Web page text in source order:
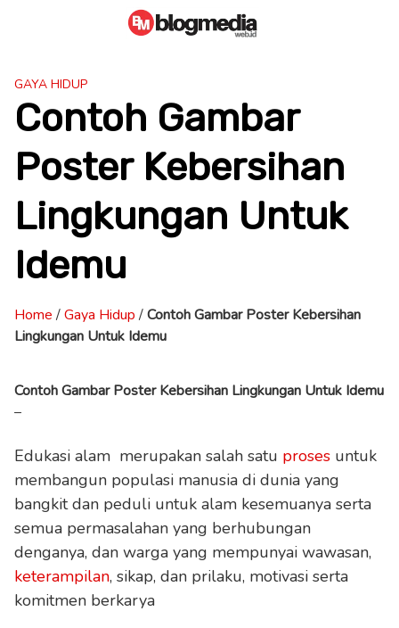
GAYA HIDUP
Contoh Gambar
Poster Kebersihan
Lingkungan Untuk
Idemu
Home /Gaya Hidup /Contoh Gambar Poster Kebersihan
Lingkungan Untuk Idemu
Contoh Gambar Poster Kebersihan Lingkungan Untuk Idemu
–
Edukasi alam merupakan salah satu proses untuk
membangun populasi manusia di dunia yang
bangkit dan peduli untuk alam kesemuanya serta
semua permasalahan yang berhubungan
denganya, dan warga yang mempunyai wawasan,
keterampilan, sikap, dan prilaku, motivasi serta
komitmen berkarya